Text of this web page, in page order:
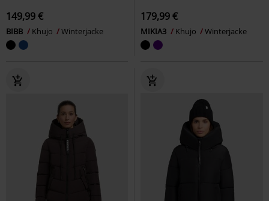
149,99 €
BIBB Khujo Winterjacke
179,99 €
MIKIA3 Khujo Winterjacke